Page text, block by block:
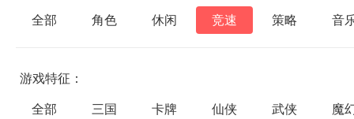
全部 角色 休闲 竞速 策略 音
游戏特征：
全部 三国 卡牌 仙侠 武侠 魔